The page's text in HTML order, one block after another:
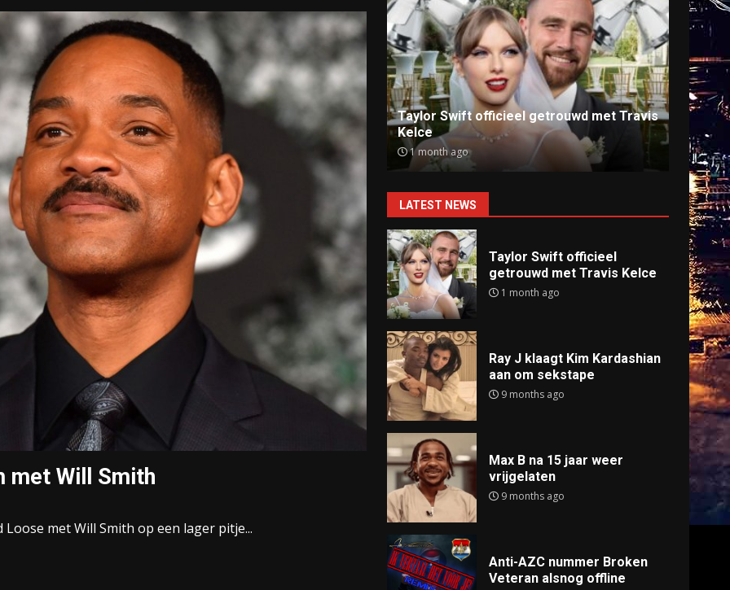
Will Smith
met Will Smith op een lager pitje...
Taylor Swift officieel getrouwd met Travis
Kelce
1 month ago
Ray J klaagt Kim Kardashian aan om
sekstape
9 months ago
Anti-
9
LATEST NEWS
Taylor Swift officieel
getrouwd met Travis Kelce
1 month ago
Ray J klaagt Kim Kardashian
aan om sekstape
9 months ago
Max B na 15 jaar weer
vrijgelaten
9 months ago
Anti-AZC nummer Broken
Veteran alsnog offline